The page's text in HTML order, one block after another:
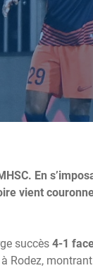
En
vient
succès 4-1
Rodez,